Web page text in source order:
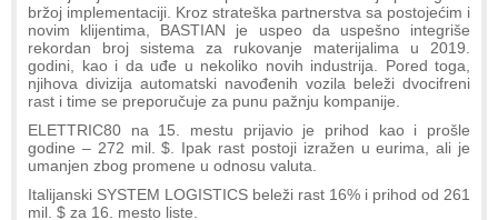
bržoj implementaciji. Kroz strateška partnerstva sa postojećim i
novim klijentima, BASTIAN je uspeo da uspešno integriše
rekordan broj sistema za rukovanje materijalima u 2019.
godini, kao i da uđe u nekoliko novih industrija. Pored toga,
njihova divizija automatski navođenih vozila beleži dvocifreni
rast i time se preporučuje za punu pažnju kompanije.
ELETTRIC80 na 15. mestu prijavio je prihod kao i prošle
godine – 272 mil. $. Ipak rast postoji izražen u eurima, ali je
umanjen zbog promene u odnosu valuta.
Italijanski SYSTEM LOGISTICS beleži rast 16% i prihod od 261
mil. $ za 16. mesto liste.